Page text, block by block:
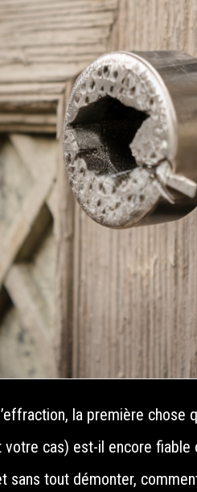
la première chose
votre cas) est-il encore
sans tout démonter,